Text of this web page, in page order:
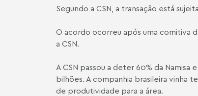
Segundo a CSN, a transação está
O acordo ocorreu após uma comitiva
a CSN.
A CSN passou a deter 60% da
bilhões. A companhia brasileira vinha
de produtividade para a área.